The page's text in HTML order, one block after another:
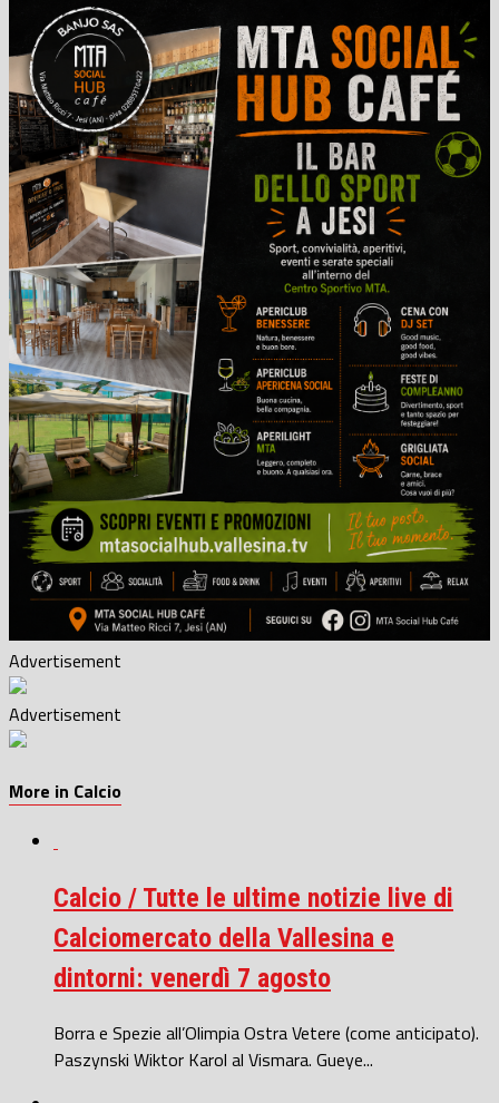
Advertisement
Advertisement
More in Calcio
Calcio / Tutte le ultime notizie live di
Calciomercato della Vallesina e
dintorni: venerdì 7 agosto
Borra e Spezie all’Olimpia Ostra Vetere (come anticipato).
Paszynski Wiktor Karol al Vismara. Gueye...